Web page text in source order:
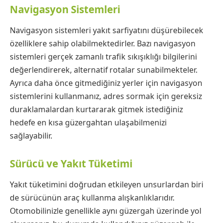
Navigasyon Sistemleri
Navigasyon sistemleri yakıt sarfiyatını düşürebilecek
özelliklere sahip olabilmektedirler. Bazı navigasyon
sistemleri gerçek zamanlı trafik sıkışıklığı bilgilerini
değerlendirerek, alternatif rotalar sunabilmekteler.
Ayrıca daha önce gitmediğiniz yerler için navigasyon
sistemlerini kullanmanız, adres sormak için gereksiz
duraklamalardan kurtararak gitmek istediğiniz
hedefe en kısa güzergahtan ulaşabilmenizi
sağlayabilir.
Sürücü ve Yakıt Tüketimi
Yakıt tüketimini doğrudan etkileyen unsurlardan biri
de sürücünün araç kullanma alışkanlıklarıdır.
Otomobilinizle genellikle aynı güzergah üzerinde yol